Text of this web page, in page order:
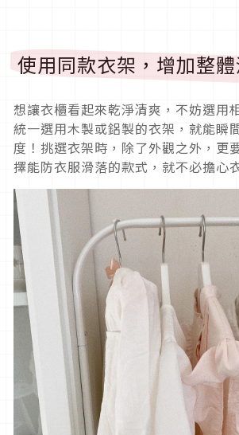
使用同款衣架，增加整
想讓衣櫃看起來乾淨清爽，不妨選用
統一選用木製或鋁製的衣架，就能瞬
度！挑選衣架時，除了外觀之外，更
擇能防衣服滑落的款式，就不必擔心